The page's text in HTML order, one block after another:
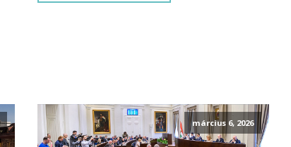
március 6, 2026